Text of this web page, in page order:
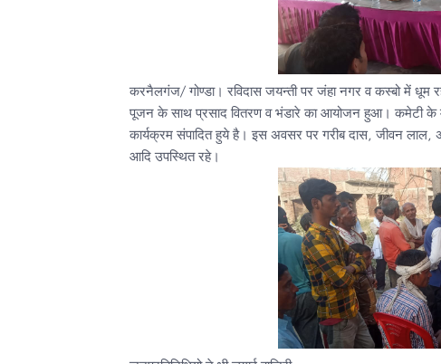
करनैलगंज/ गोण्डा। रविदास जयन्ती पर जंहा नगर व कस्बो में धूम
पूजन के साथ प्रसाद वितरण व भंडारे का आयोजन हुआ। कमेटी के
कार्यक्रम संपादित हुये है। इस अवसर पर गरीब दास, जीवन लाल,
आदि उपस्थित रहे।